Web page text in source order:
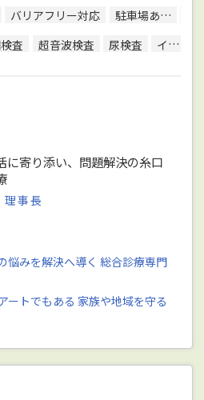
バリアフリー対応 駐車場あり
査 超音波検査 尿検査 インフルエンザ抗原検出キット
に寄り添い、問題解決の糸口
理事長
悩みを解決へ導く 総合診療専門
ートでもある 家族や地域を守る